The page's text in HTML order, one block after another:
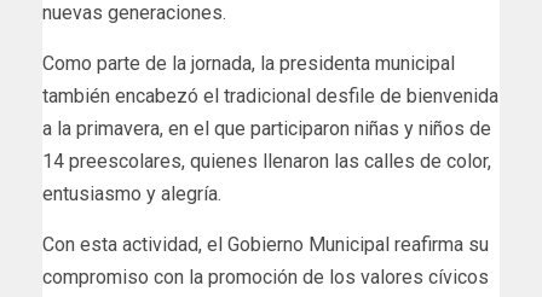
nuevas generaciones.
Como parte de la jornada, la presidenta municipal
también encabezó el tradicional desfile de bienvenida
a la primavera, en el que participaron niñas y niños de
14 preescolares, quienes llenaron las calles de color,
entusiasmo y alegría.
Con esta actividad, el Gobierno Municipal reafirma su
compromiso con la promoción de los valores cívicos